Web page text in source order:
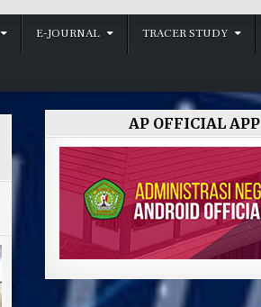
E-JOURNAL TRACER STUDY
AP OFFICIAL APP